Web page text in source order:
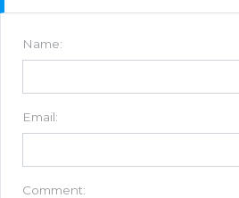
Name:
Email:
Comment: